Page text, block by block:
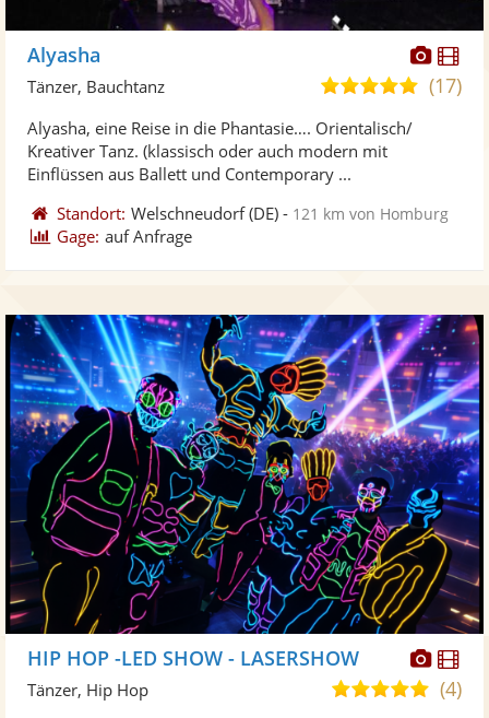
Alyasha
5,0(17)
Tänzer, Bauchtanz
Alyasha, eine Reise in die Phantasie…. Orientalisch/
Kreativer Tanz. (klassisch oder auch modern mit
Einflüssen aus Ballett und Contemporary ...
Standort: Welschneudorf(DE) - 121 km von Homburg
Gage: auf Anfrage
HIP HOP -LED SHOW - LASERSHOW
5,0(4)
Tänzer, Hip Hop